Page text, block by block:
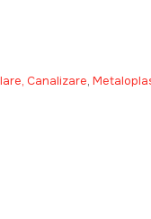
Canalizare,